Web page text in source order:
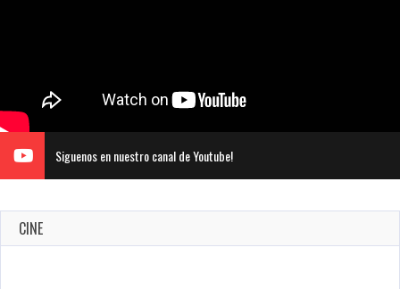
Siguenos en nuestro canal de Youtube!
CINE